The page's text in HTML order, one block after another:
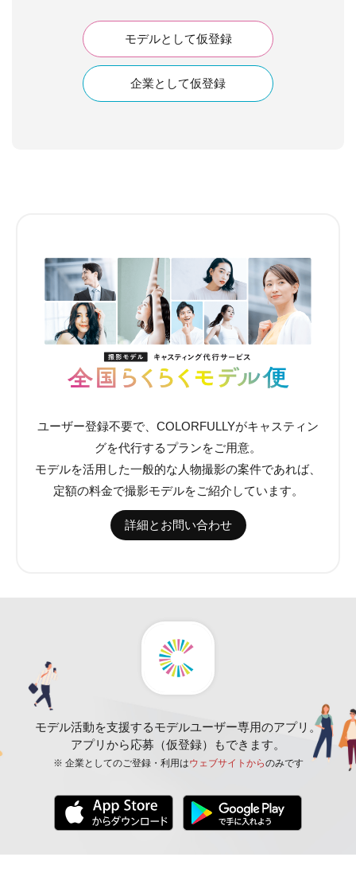
モデルとして仮登録
企業として仮登録
ユーザー登録不要で、COLORFULLYがキャスティン
グを代行するプランをご用意。
モデルを活用した一般的な人物撮影の案件であれば、
定額の料金で撮影モデルをご紹介しています。
詳細とお問い合わせ
モデル活動を支援するモデルユーザー専用のアプリ。
アプリから応募（仮登録）もできます。
※ 企業としてのご登録・利用はウェブサイトからのみです